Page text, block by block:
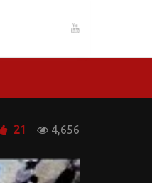
4,656
21